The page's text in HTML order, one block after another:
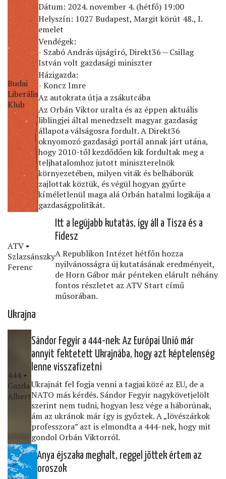
Budai
Liberális
Klub
Dátum: 2024. november 4. (hétfő) 19:00
Helyszín: 1027 Budapest, Margit körút 48., I.
emelet
Vendégek:
- Szabó András újságíró, Direkt36 — Csillag
István volt gazdasági miniszter
Házigazda:
- Koncz Imre
Az autokrata útja a zsákutcába
Az Orbán Viktor uralta és az éppen aktuális
liblingjei által menedzselt magyar gazdaság
állapota válságosra fordult. A Direkt36
oknyomozó gazdasági portál annak járt utána,
hogy 2010-től kezdődően kik fordultak meg a
teljhatalomhoz jutott miniszterelnök
környezetében, milyen viták és belháborúk
zajlottak köztük, és végül hogyan gyűrte
kíméletlenül maga alá Orbán hatalmi logikája a
gazdaságpolitikát.
ATV •
Szlazsánszky
Ferenc
Itt a legújabb kutatás, így áll a Tisza és a
Fidesz
A Republikon Intézet hétfőn hozza
nyilvánosságra új kutatásának eredményeit,
de Horn Gábor már pénteken elárult néhány
fontos részletet az ATV Start című
műsorában.
Ukrajna
444 •
Gazda
Albert
Sándor Fegyir a 444-nek: Az Európai Unió már
annyit fektetett Ukrajnába, hogy azt képtelenség
lenne visszaﬁzetni
Ukrajnát fel fogja venni a tagjai közé az EU, de a
NATO más kérdés. Sándor Fegyir nagykövetjelölt
szerint nem tudni, hogyan lesz vége a háborúnak,
ám az ukránok már így is győztek. A „lövészárkok
professzora” azt is elmondta a 444-nek, hogy mit
gondol Orbán Viktorról.
Anya éjszaka meghalt, reggel jöttek értem az
oroszok